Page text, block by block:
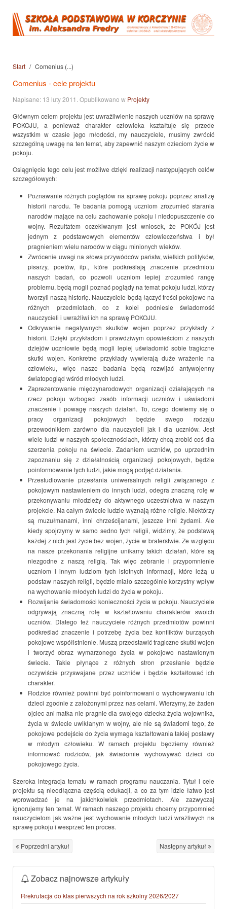
Start Comenius (...)
Comenius - cele projektu
Napisane: 13 luty 2011 . Opublikowano w Projekty
Głównym celem projektu jest uwrażliwienie naszych uczniów na sprawę
POKOJU, a ponieważ charakter człowieka kształtuje się przede
wszystkim w czasie jego młodości, my nauczyciele, musimy zwrócić
szczególną uwagę na ten temat, aby zapewnić naszym dzieciom życie w
pokoju.
Osiągnięcie tego celu jest możliwe dzięki realizacji następujących celów
szczegółowych:
Poznawanie różnych poglądów na sprawę pokoju poprzez analizę
historii narodu. Te badania pomogą uczniom zrozumieć starania
narodów mające na celu zachowanie pokoju i niedopuszczenie do
wojny. Rezultatem oczekiwanym jest wniosek, że POKÓJ jest
jednym z podstawowych elementów człowieczeństwa i był
pragnieniem wielu narodów w ciągu minionych wieków.
Zwrócenie uwagi na słowa przywódców państw, wielkich polityków,
pisarzy, poetów, itp., które podkreślają znaczenie przedmiotu
naszych badań, co pozwoli uczniom lepiej zrozumieć rangę
problemu, będą mogli poznać poglądy na temat pokoju ludzi, którzy
tworzyli naszą historię. Nauczyciele będą łączyć treści pokojowe na
różnych przedmiotach, co z kolei podniesie świadomość
nauczycieli i uwrażliwi ich na sprawę POKOJU.
Odkrywanie negatywnych skutków wojen poprzez przykłady z
historii. Dzięki przykładom i prawdziwym opowieściom z naszych
dziejów uczniowie będą mogli lepiej uświadomić sobie tragiczne
skutki wojen. Konkretne przykłady wywierają duże wrażenie na
człowieku, więc nasze badania będą rozwijać antywojenny
światopogląd wśród młodych ludzi.
Zaprezentowanie międzynarodowych organizacji działających na
rzecz pokoju wzbogaci zasób informacji uczniów i uświadomi
znaczenie i powagę naszych działań. To, czego dowiemy się o
pracy organizacji pokojowych będzie swego rodzaju
przewodnikiem zarówno dla nauczycieli jak i dla uczniów. Jest
wiele ludzi w naszych społecznościach, którzy chcą zrobić coś dla
szerzenia pokoju na świecie. Zadaniem uczniów, po uprzednim
zapoznaniu się z działalnością organizacji pokojowych, będzie
poinformowanie tych ludzi, jakie mogą podjąć działania.
Przestudiowanie przesłania uniwersalnych religii związanego z
pokojowym nastawieniem do innych ludzi, odegra znaczną rolę w
przekonywaniu młodzieży do aktywnego uczestnictwa w naszym
projekcie. Na całym świecie ludzie wyznają różne religie. Niektórzy
są muzułmanami, inni chrześcijanami, jeszcze inni żydami. Ale
kiedy spojrzymy w samo sedno tych religii, widzimy, że podstawą
każdej z nich jest życie bez wojen, życie w braterstwie. Ze względu
na nasze przekonania religijne unikamy takich działań, które są
niezgodne z naszą religią. Tak więc zebranie i przypomnienie
uczniom i innym ludziom tych istotnych informacji, które leżą u
podstaw naszych religii, będzie miało szczególnie korzystny wpływ
na wychowanie młodych ludzi do życia w pokoju.
Rozwijanie świadomości konieczności życia w pokoju. Nauczyciele
odgrywają znaczną rolę w kształtowaniu charakterów swoich
uczniów. Dlatego też nauczyciele różnych przedmiotów powinni
podkreślać znaczenie i potrzebę życia bez konfliktów burzących
pokojowe współistnienie. Muszą przedstawić tragiczne skutki wojen
i tworzyć obraz wymarzonego życia w pokojowo nastawionym
świecie. Takie płynące z różnych stron przesłanie będzie
oczywiście przyswajane przez uczniów i będzie kształtować ich
charakter.
Rodzice również powinni być poinformowani o wychowywaniu ich
dzieci zgodnie z założonymi przez nas celami. Wierzymy, że żaden
ojciec ani matka nie pragnie dla swojego dziecka życia wojownika,
życia w świecie uwikłanym w wojny, ale nie są świadomi tego, że
pokojowe podejście do życia wymaga kształtowania takiej postawy
w młodym człowieku. W ramach projektu będziemy również
informować rodziców, jak świadomie wychowywać dzieci do
pokojowego życia.
Szeroka integracja tematu w ramach programu nauczania. Tytuł i cele
projektu są nieodłączna częścią edukacji, a co za tym idzie łatwo jest
wprowadzać je na jakichkolwiek przedmiotach. Ale zazwyczaj
ignorujemy ten temat. W ramach naszego projektu chcemy przypomnieć
nauczycielom jak ważne jest wychowanie młodych ludzi wrażliwych na
sprawę pokoju i wesprzeć ten proces.
Poprzedni artykuł Następny artykuł
Zobacz najnowsze artykuły
Rrekrutacja do klas pierwszych na rok szkolny 2026/2027